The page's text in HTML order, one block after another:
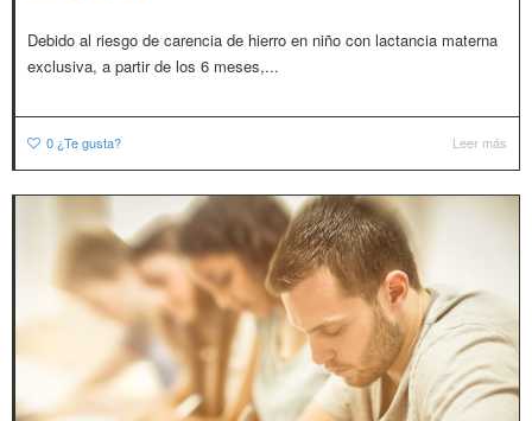
Debido al riesgo de carencia de hierro en niño con lactancia materna
exclusiva, a partir de los 6 meses,...
0 ¿Te gusta? Leer más